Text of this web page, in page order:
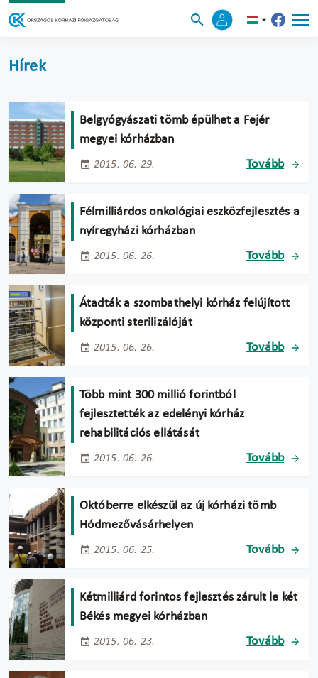
Hírek
Belgyógyászati tömb épülhet a Fejér
megyei kórházban
2015. 06. 29. Tovább
Félmilliárdos onkológiai eszközfejlesztés a
nyíregyházi kórházban
2015. 06. 26. Tovább
Átadták a szombathelyi kórház felújított
központi sterilizálóját
2015. 06. 26. Tovább
Több mint 300 millió forintból
fejlesztették az edelényi kórház
rehabilitációs ellátását
2015. 06. 26. Tovább
Októberre elkészül az új kórházi tömb
Hódmezővásárhelyen
2015. 06. 25. Tovább
Kétmilliárd forintos fejlesztés zárult le két
Békés megyei kórházban
2015. 06. 23. Tovább